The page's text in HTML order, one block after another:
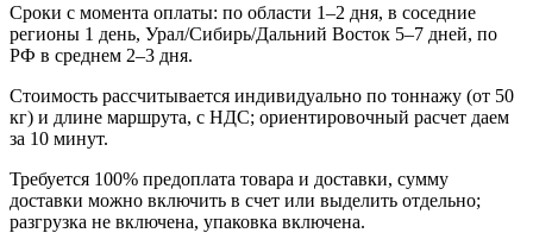
Сроки с момента оплаты: по области 1–2 дня, в соседние
регионы 1 день, Урал/Сибирь/Дальний Восток 5–7 дней, по
РФ в среднем 2–3 дня.
Стоимость рассчитывается индивидуально по тоннажу (от 50
кг) и длине маршрута, с НДС; ориентировочный расчет даем
за 10 минут.
Требуется 100% предоплата товара и доставки, сумму
доставки можно включить в счет или выделить отдельно;
разгрузка не включена, упаковка включена.